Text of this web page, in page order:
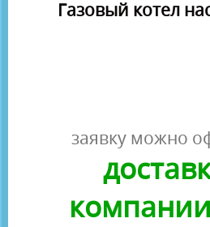
Газовый котел
заявку можно